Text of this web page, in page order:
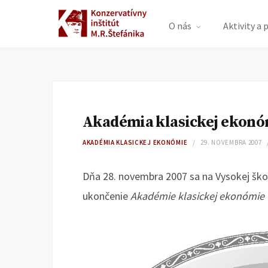
O nás Aktivity a
Akadémia klasickej
AKADÉMIA KLASICKEJ EKONÓMIE 29. NOVEMBRA 2007
Dňa 28. novembra 2007 sa na Vysokej
ukončenieAkadémie klasickej ekonómie